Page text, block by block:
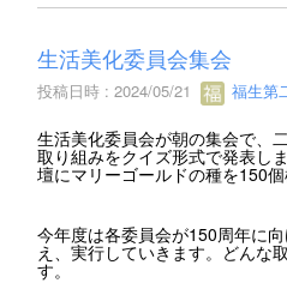
生活美化委員会集会
投稿日時 : 2024/05/21 福生第
生活美化委員会が朝の集会で、
取り組みをクイズ形式で発表し
壇にマリーゴールドの種を150
今年度は各委員会が150周年に
え、実行していきます。どんな
す。